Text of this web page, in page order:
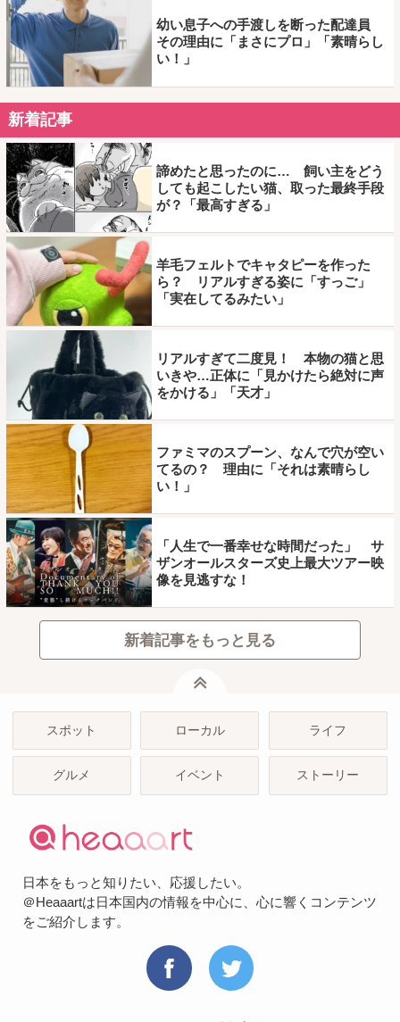
幼い息子への手渡しを断った配達員
その理由に「まさにプロ」「素晴らし
い！」
新着記事
諦めたと思ったのに… 飼い主をどう
しても起こしたい猫、取った最終手段
が？「最高すぎる」
羊毛フェルトでキャタピーを作った
ら？ リアルすぎる姿に「すっご」
「実在してるみたい」
リアルすぎて二度見！ 本物の猫と思
いきや…正体に「見かけたら絶対に声
をかける」「天才」
ファミマのスプーン、なんで穴が空い
てるの？ 理由に「それは素晴らし
い！」
「人生で一番幸せな時間だった」 サ
ザンオールスターズ史上最大ツアー映
像を見逃すな！
新着記事をもっと見る
スポット ローカル ライフ
グルメ イベント ストーリー
日本をもっと知りたい、応援したい。
＠Heaaartは日本国内の情報を中心に、心に響くコンテンツ
をご紹介します。